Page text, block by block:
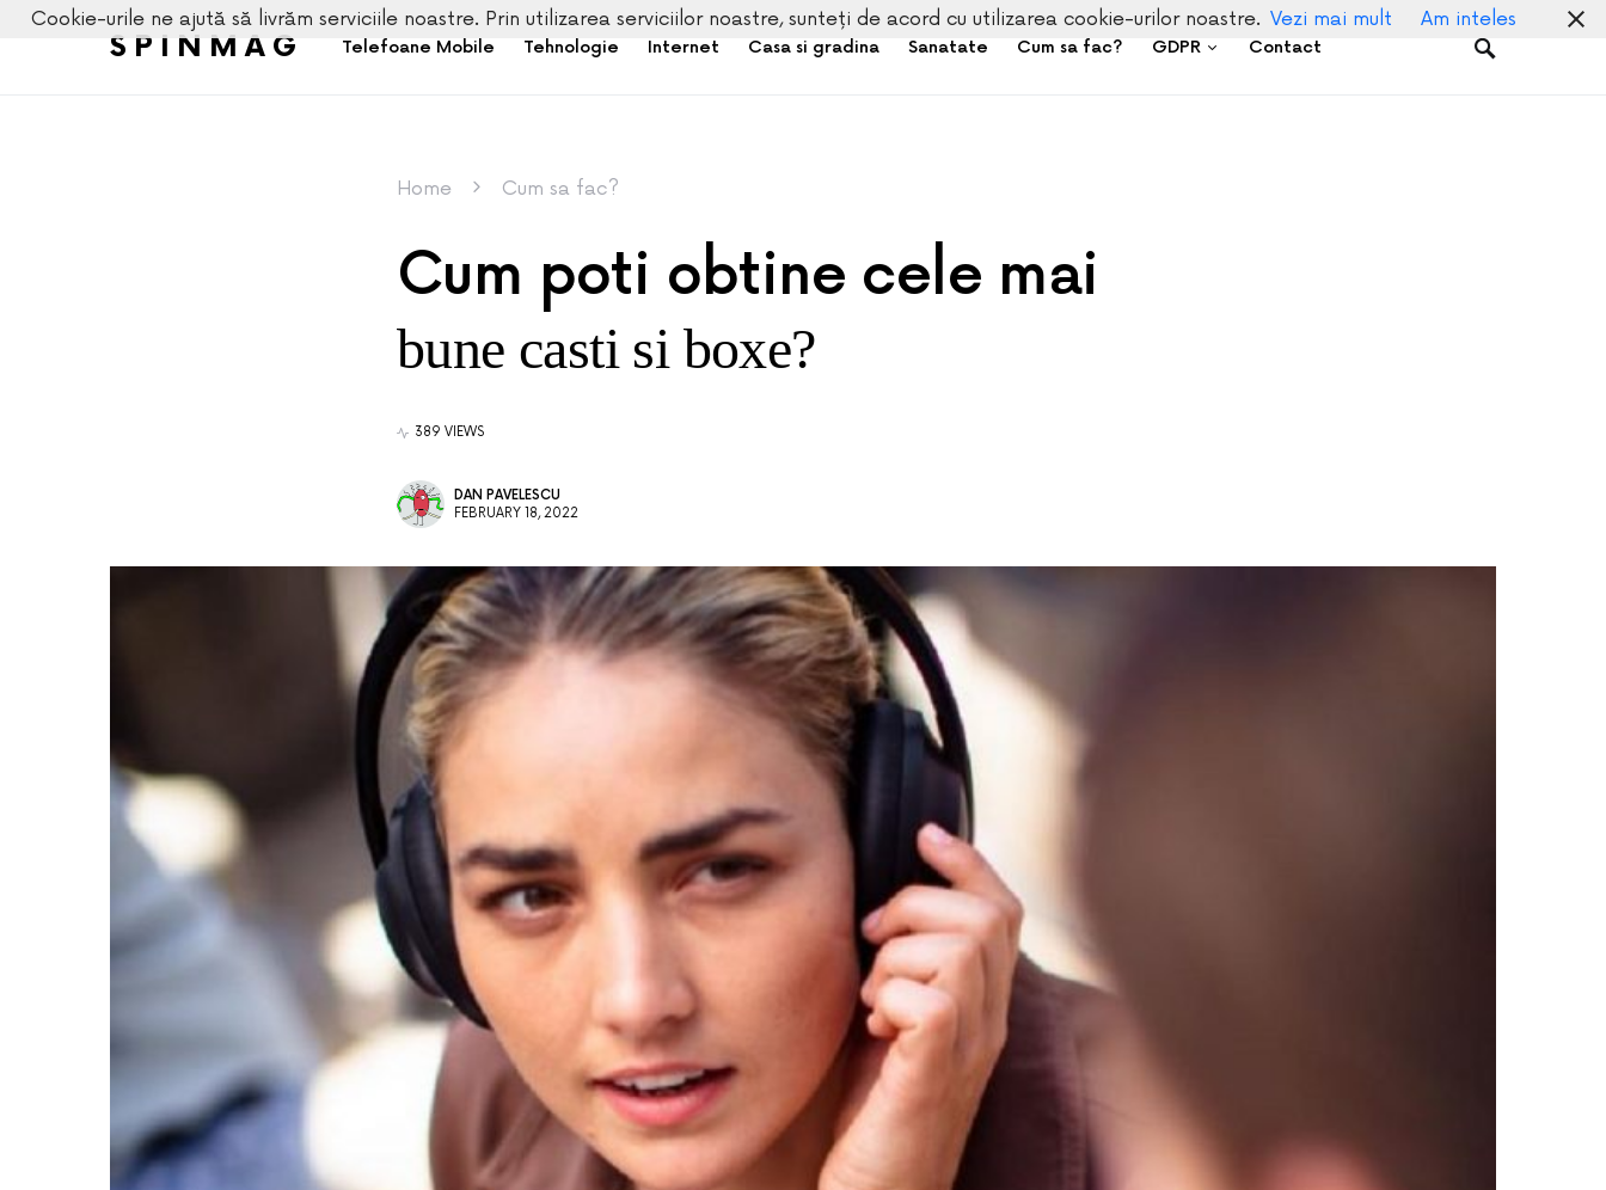
SPINMAG Telefoane Mobile Tehnologie Internet Casa si gradina Sanatate Cum sa fac? GDPR Contact
Home Cum sa fac?
Cum poti obtine cele mai
bune casti si boxe?
389 VIEWS
DAN PAVELESCU
FEBRUARY 18, 2022
Cookie-urile ne ajută să livrăm serviciile noastre. Prin utilizarea serviciilor noastre, sunteți de acord cu utilizarea cookie-urilor noastre. Vezi mai mult Am inteles